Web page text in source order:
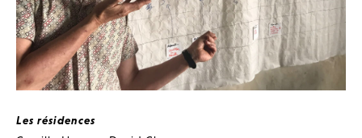
Les résidences